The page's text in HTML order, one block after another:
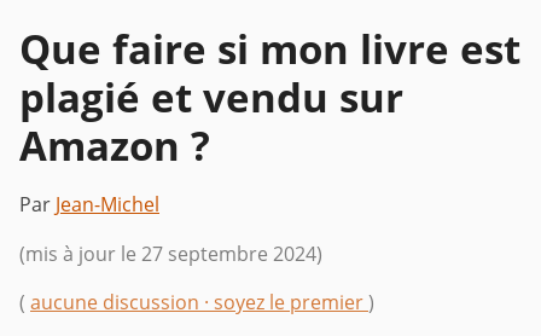
Que faire si mon livre est
plagié et vendu sur
Amazon ?
Par Jean-Michel
(mis à jour le 27 septembre 2024)
( aucune discussion · soyez le premier)